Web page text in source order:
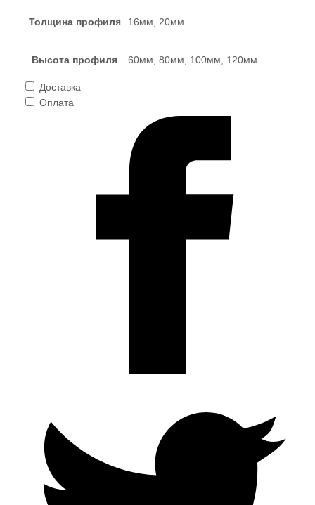
Толщина профиля 16мм, 20мм
Высота профиля 60мм, 80мм, 100мм, 120мм
Доставка
Оплата